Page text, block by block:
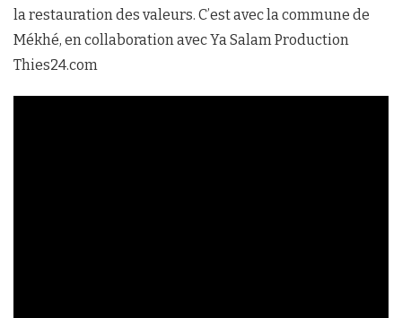
la restauration des valeurs. C’est avec la commune de
Mékhé, en collaboration avec Ya Salam Production
Thies24.com